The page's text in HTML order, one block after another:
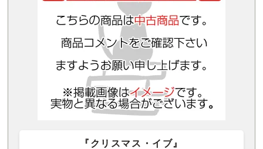
『クリスマス・イブ』